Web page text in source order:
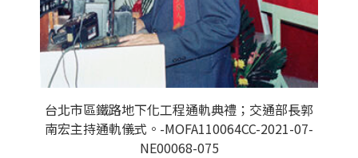
台北市區鐵路地下化工程通軌典禮；交通部長郭
南宏主持通軌儀式。-MOFA110064CC-2021-07-
NE00068-075